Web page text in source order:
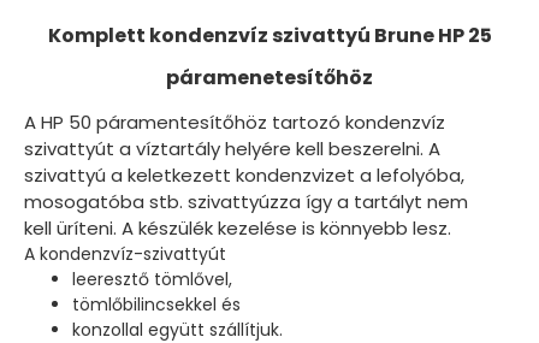
Komplett kondenzvíz szivattyú Brune HP 25
páramenetesítőhöz
A HP 50 páramentesítőhöz tartozó kondenzvíz
szivattyút a víztartály helyére kell beszerelni. A
szivattyú a keletkezett kondenzvizet a lefolyóba,
mosogatóba stb. szivattyúzza így a tartályt nem
kell üríteni. A készülék kezelése is könnyebb lesz.
A kondenzvíz-szivattyút
leeresztő tömlővel,
tömlőbilincsekkel és
konzollal együtt szállítjuk.